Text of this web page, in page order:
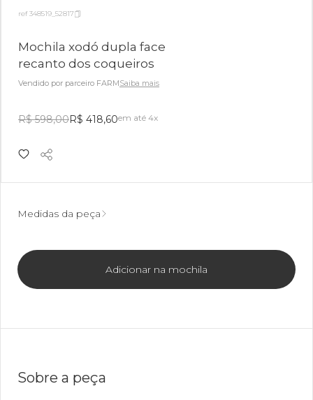
ref 348519_52817
Mochila xodó dupla face
recanto dos coqueiros
Vendido por parceiro FARMSaiba mais
R$ 598,00R$ 418,60em até 4x
Medidas da peça
Adicionar na mochila
Sobre a peça